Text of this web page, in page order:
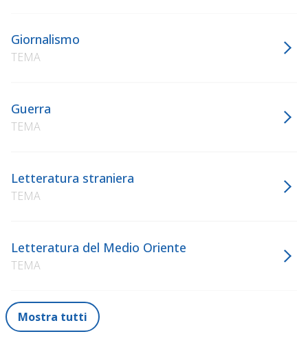
Giornalismo
TEMA
Guerra
TEMA
Letteratura straniera
TEMA
Letteratura del Medio Oriente
TEMA
Mostra tutti